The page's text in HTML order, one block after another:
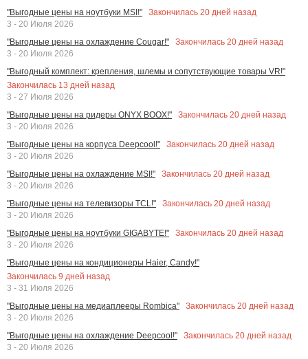
"Выгодные цены на ноутбуки MSI!"
Закончилась 20 дней назад
3 - 20 Июля 2026
"Выгодные цены на охлаждение Cougar!"
Закончилась 20 дней назад
3 - 20 Июля 2026
"Выгодный комплект: крепления, шлемы и сопутствующие товары VR!"
Закончилась 13 дней назад
3 - 27 Июля 2026
"Выгодные цены на ридеры ONYX BOOX!"
Закончилась 20 дней назад
3 - 20 Июля 2026
"Выгодные цены на корпуса Deepcool!"
Закончилась 20 дней назад
3 - 20 Июля 2026
"Выгодные цены на охлаждение MSI!"
Закончилась 20 дней назад
3 - 20 Июля 2026
"Выгодные цены на телевизоры TCL!"
Закончилась 20 дней назад
3 - 20 Июля 2026
"Выгодные цены на ноутбуки GIGABYTE!"
Закончилась 20 дней назад
3 - 20 Июля 2026
"Выгодные цены на кондиционеры Haier, Candy!"
Закончилась 9 дней назад
3 - 31 Июля 2026
"Выгодные цены на медиаплееры Rombica"
Закончилась 20 дней назад
3 - 20 Июля 2026
"Выгодные цены на охлаждение Deepcool!"
Закончилась 20 дней назад
3 - 20 Июля 2026